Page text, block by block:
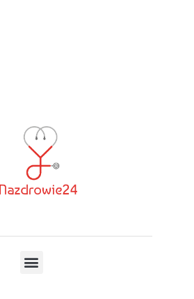
na podstawie informacji na